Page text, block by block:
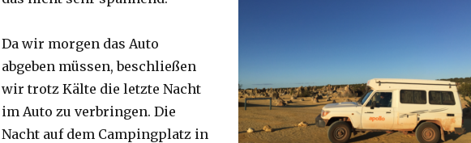
Da wir morgen das Auto
abgeben müssen, beschließen
wir trotz Kälte die letzte Nacht
im Auto zu verbringen. Die
Nacht auf dem Campingplatz in